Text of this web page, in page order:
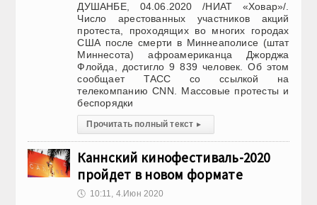
ДУШАНБЕ, 04.06.2020 /НИАТ «Ховар»/.
Число арестованных участников акций
протеста, проходящих во многих городах
США после смерти в Миннеаполисе (штат
Миннесота) афроамериканца Джорджа
Флойда, достигло 9 839 человек. Об этом
сообщает ТАСС со ссылкой на
телекомпанию CNN. Массовые протесты и
беспорядки
Прочитать полный текст ▸
Каннский кинофестиваль-2020
пройдет в новом формате
🕔 10:11, 4.Июн 2020